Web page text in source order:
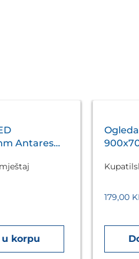
Antares
u korpu
179,00